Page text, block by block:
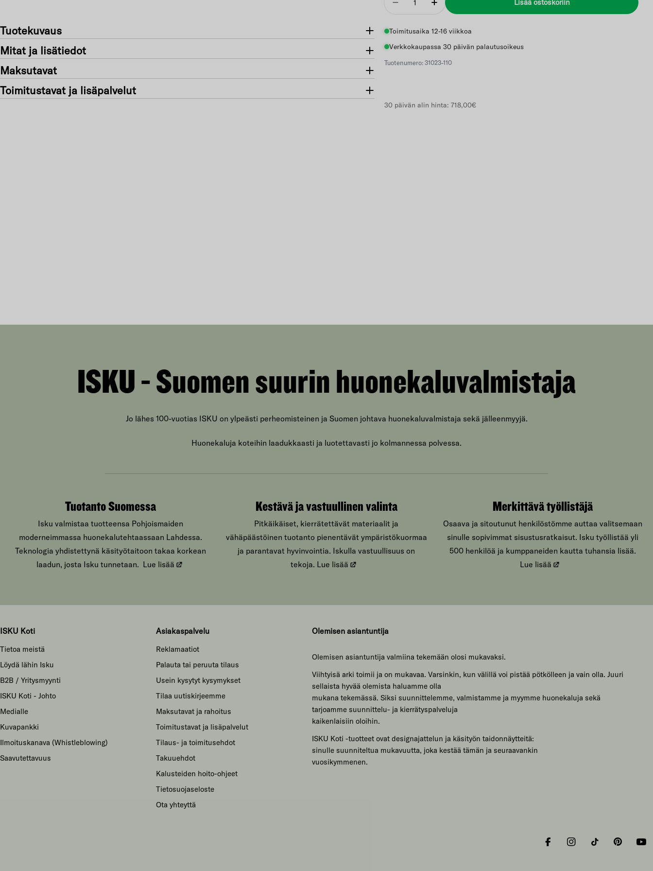
Tuotekuvaus
Mitat ja lisätiedot
Maksutavat
Toimitustavat ja lisäpalvelut
Vähennä Lisää
Lisää ostoskoriin
Toimitusaika 12-16 viikkoa
Verkkokaupassa 30 päivän palautusoikeus
Tuotenumero: 31023-110
30 päivän alin hinta: 718,00€
ISKU - Suomen suurin huonekaluvalmistaja
Jo lähes 100-vuotias ISKU on ylpeästi perheomisteinen ja Suomen johtava huonekaluvalmistaja sekä jälleenmyyjä.
Huonekaluja koteihin laadukkaasti ja luotettavasti jo kolmannessa polvessa.
Tuotanto Suomessa
Isku valmistaa tuotteensa Pohjoismaiden
moderneimmassa huonekalutehtaassaan Lahdessa.
Teknologia yhdistettynä käsityötaitoon takaa korkean
laadun, josta Isku tunnetaan. Lue lisää
Kestävä ja vastuullinen valinta
Pitkäikäiset, kierrätettävät materiaalit ja
vähäpäästöinen tuotanto pienentävät ympäristökuormaa
ja parantavat hyvinvointia. Iskulla vastuullisuus on
tekoja. Lue lisää
Merkittävä työllistäjä
Osaava ja sitoutunut henkilöstömme auttaa valitsemaan
sinulle sopivimmat sisustusratkaisut. Isku työllistää yli
500 henkilöä ja kumppaneiden kautta tuhansia lisää.
Lue lisää
ISKU Koti
Tietoa meistä
Löydä lähin Isku
B2B / Yritysmyynti
ISKU Koti - Johto
Medialle
Kuvapankki
Ilmoituskanava (Whistleblowing)
Saavutettavuus
Asiakaspalvelu
Reklamaatiot
Palauta tai peruuta tilaus
Usein kysytyt kysymykset
Tilaa uutiskirjeemme
Maksutavat ja rahoitus
Toimitustavat ja lisäpalvelut
Tilaus- ja toimitusehdot
Takuuehdot
Kalusteiden hoito-ohjeet
Tietosuojaseloste
Ota yhteyttä
Olemisen asiantuntija
Olemisen asiantuntija valmiina tekemään olosi mukavaksi.
Viihtyisä arki toimii ja on mukavaa. Varsinkin, kun välillä voi pistää pötkölleen ja vain olla. Juuri
sellaista hyvää olemista haluamme olla
mukana tekemässä. Siksi suunnittelemme, valmistamme ja myymme huonekaluja sekä
tarjoamme suunnittelu- ja kierrätyspalveluja
kaikenlaisiin oloihin.
ISKU Koti -tuotteet ovat designajattelun ja käsityön taidonnäytteitä:
sinulle suunniteltua mukavuutta, joka kestää tämän ja seuraavankin
vuosikymmenen.
FacebookInstagramTiktok Pinterest